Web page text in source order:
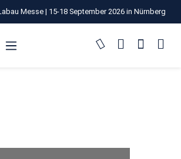
Messe | 15-18 September 2026 in Nürnberg